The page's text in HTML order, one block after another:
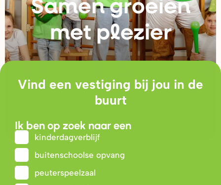
Samen groeien
met plezier
Vind een vestiging bij jou in de
buurt
Ik ben op zoek naar een
kinderdagverblijf
buitenschoolse opvang
peuterspeelzaal